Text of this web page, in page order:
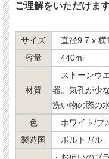
ご理解をいただけま
サイズ
直径9.7 x 横
容量
440ml
材質
ストーンウ
器。気孔が少
洗い物の際の
色
ホワイト/ブ
製造国
ポルトガル